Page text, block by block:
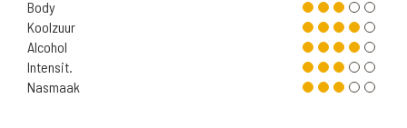
Body
Koolzuur
Alcohol
Intensit.
Nasmaak